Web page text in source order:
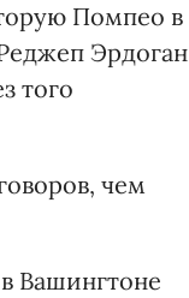
Помпео в
Эрдоган
того
чем
Вашингтоне